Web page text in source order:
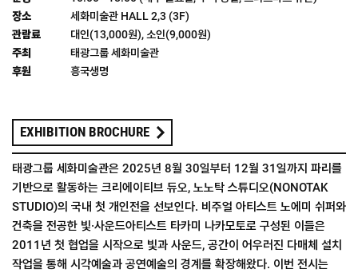
태광그룹 세화미술관은 2025년 8월 30일부터 12월 31일까지 파리를
기반으로 활동하는 크리에이티브 듀오, 노노탁 스튜디오(NONOTAK
STUDIO)의 국내 첫 개인전을 선보인다. 비주얼 아티스트 노에미 쉬퍼와
건축을 전공한 빛·사운드아티스트 타카미 나카모토로 구성된 이들은
2011년 첫 협업을 시작으로 빛과 사운드, 공간이 어우러진 다매체 설치
작업을 통해 시각예술과 공연예술의 경계를 확장해왔다. 이번 전시는
세화미술관 HALL 2,3 (3F)
대인(13,000원), 소인(9,000원)
태광그룹 세화미술관
흥국생명
EXHIBITION BROCHURE